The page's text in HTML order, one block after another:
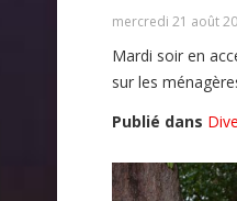
mercredi 21 août
Mardi soir en
sur les
Publié dans